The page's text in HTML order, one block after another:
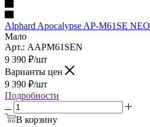
Alphard Apocalypse AP-M61SE NEO
Мало
Арт.: AAPM61SEN
9 390 ₽/шт
Варианты цен
9 390 ₽/шт
Подробности
В корзину